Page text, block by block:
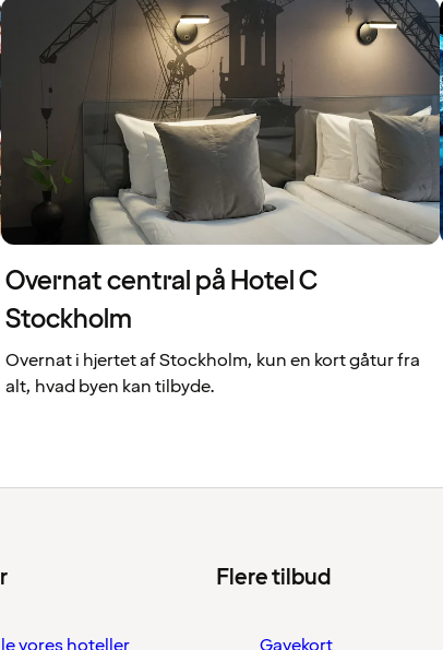
Overnat central på Hotel C
Stockholm
Overnat i hjertet af Stockholm, kun en kort gåtur fra
alt, hvad byen kan tilbyde.
Flere tilbud